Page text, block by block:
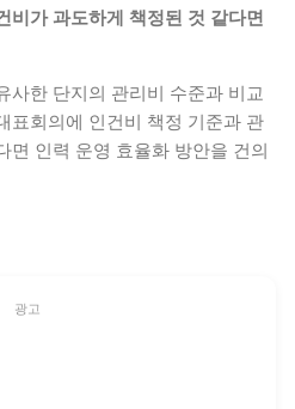
비가 과도하게 책정된 것 같다면
사한 단지의 관리비 수준과 비교
표회의에 인건비 책정 기준과 관
면 인력 운영 효율화 방안을 건의
광고